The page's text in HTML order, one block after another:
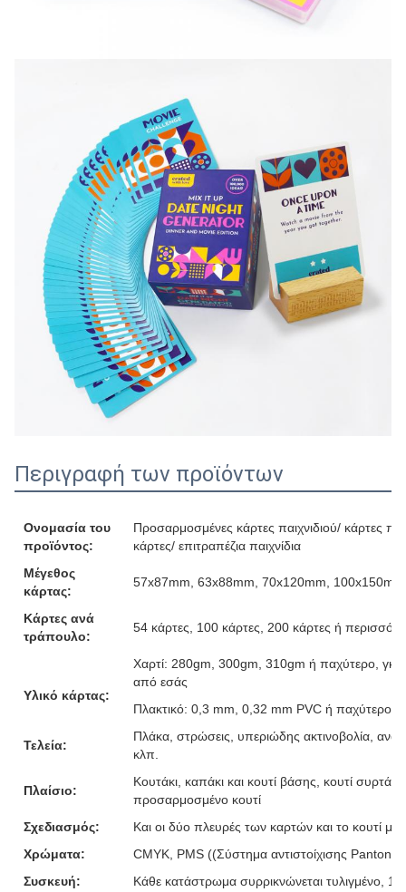
Περιγραφή των προϊόντων
Ονομασία του
προϊόντος:
Προσαρμοσμένες κάρτες παιχνιδιού/ κάρτες
κάρτες/ επιτραπέζια παιχνίδια
Μέγεθος
κάρτας:
57x87mm, 63x88mm, 70x120mm,
Κάρτες ανά
τράπουλο:
54 κάρτες, 100 κάρτες, 200 κάρτες ή
Υλικό κάρτας:
Χαρτί: 280gm, 300gm, 310gm ή παχύτερο,
από εσάς
Πλακτικό: 0,3 mm, 0,32 mm PVC ή παχύτερο
Τελεία:
Πλάκα, στρώσεις, υπεριώδης ακτινοβολία,
κλπ.
Πλαίσιο:
Κουτάκι, καπάκι και κουτί βάσης, κουτί
προσαρμοσμένο κουτί
Σχεδιασμός:
Και οι δύο πλευρές των καρτών και το κουτί
Χρώματα:
CMYK, PMS ((Σύστημα αντιστοίχισης Pantone)
Συσκευή:
Κάθε κατάστρωμα συρρικνώνεται τυλιγμένο,